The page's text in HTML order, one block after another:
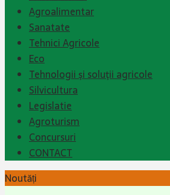
Agroalimentar
Sanatate
Tehnici Agricole
Eco
Tehnologii şi soluţii agricole
Silvicultura
Legislatie
Agroturism
Concursuri
CONTACT
Noutăți